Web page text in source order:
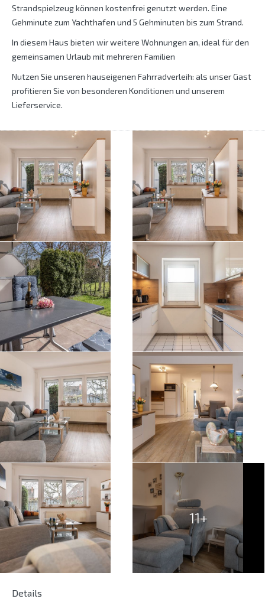
Strandspielzeug können kostenfrei genutzt werden. Eine
Gehminute zum Yachthafen und 5 Gehminuten bis zum Strand.
In diesem Haus bieten wir weitere Wohnungen an, ideal für den
gemeinsamen Urlaub mit mehreren Familien
Nutzen Sie unseren hauseigenen Fahrradverleih: als unser Gast
profitieren Sie von besonderen Konditionen und unserem
Lieferservice.
11+
Details